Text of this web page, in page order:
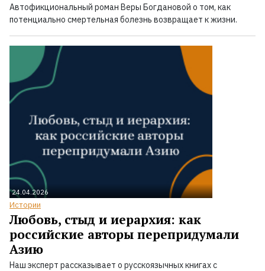
Автофикциональный роман Веры Богдановой о том, как
потенциально смертельная болезнь возвращает к жизни.
24.04.2026
Истории
Любовь, стыд и иерархия: как
российские авторы перепридумали
Азию
Наш эксперт рассказывает о русскоязычных книгах с